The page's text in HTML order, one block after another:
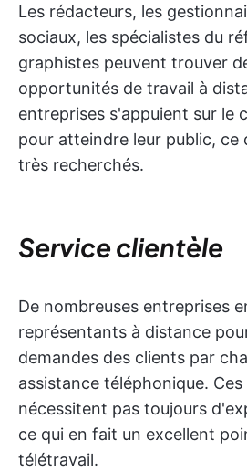
Les rédacteurs, les
sociaux, les spécialistes du
graphistes peuvent trouver
opportunités de travail à
entreprises s'appuient sur le
pour atteindre leur public, ce
très recherchés.
Service clientèle
De nombreuses entreprises
représentants à distance
demandes des clients par
assistance téléphonique.
nécessitent pas toujours
ce qui en fait un excellent
télétravail.